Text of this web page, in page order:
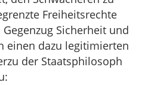
Freiheitsrechte
Sicherheit und
einen dazu legitimierten
der Staatsphilosoph